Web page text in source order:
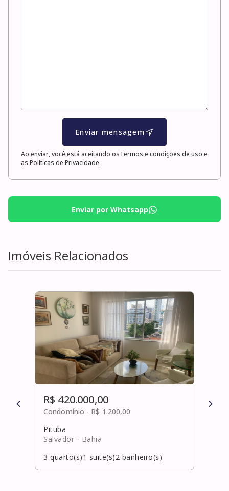
Enviar mensagem
Ao enviar, você está aceitando osTermos e condições de uso e
as Políticas de Privacidade
Enviar por Whatsapp
Imóveis Relacionados
R$ 420.000,00
Condomínio - R$ 1.200,00
Pituba
Salvador - Bahia
3 quarto(s)1 suite(s)2 banheiro(s)
R$